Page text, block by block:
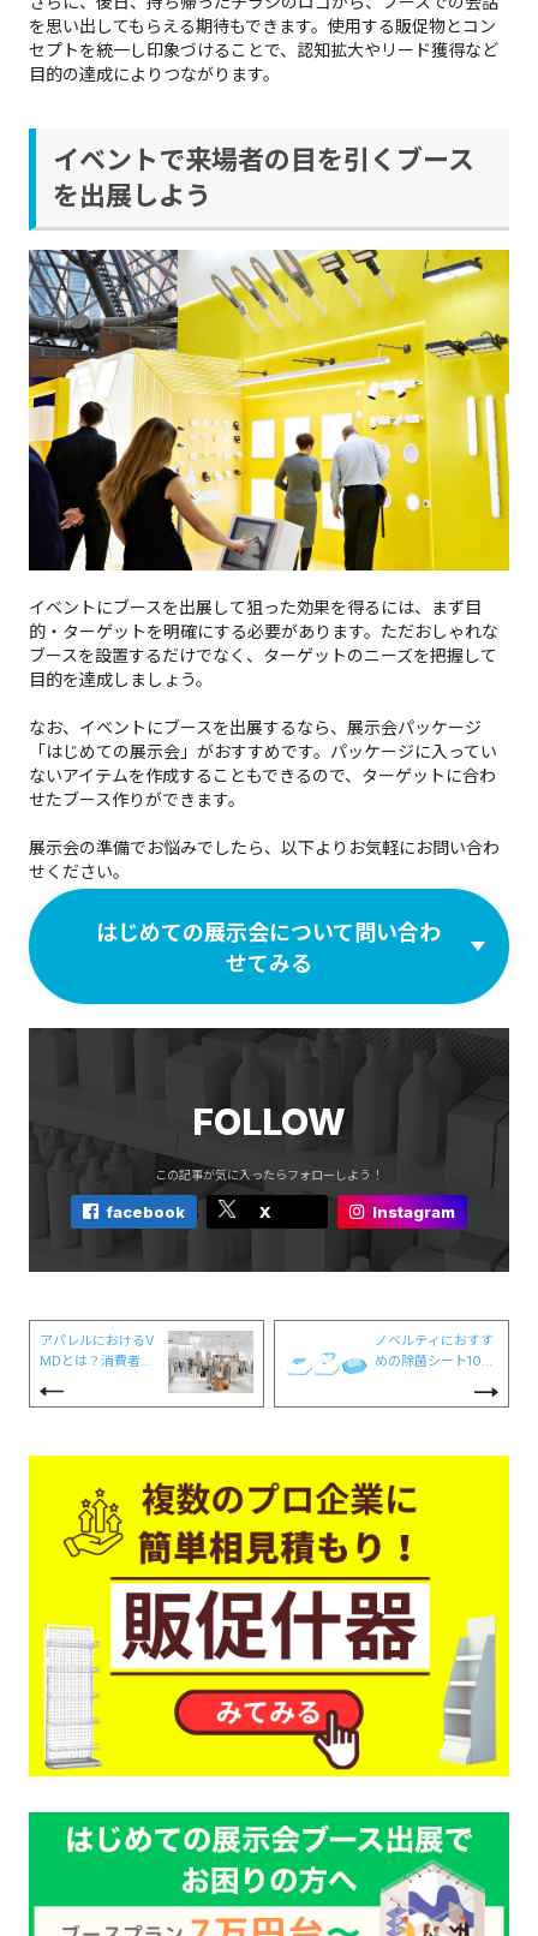
を思い出してもらえる期待もできます。使用する販促物とコン
セプトを統一し印象づけることで、認知拡大やリード獲得など
目的の達成によりつながります。
イベントで来場者の目を引くブース
を出展しよう
イベントにブースを出展して狙った効果を得るには、まず目
的・ターゲットを明確にする必要があります。ただおしゃれな
ブースを設置するだけでなく、ターゲットのニーズを把握して
目的を達成しましょう。
なお、イベントにブースを出展するなら、展示会パッケージ
「はじめての展示会」がおすすめです。パッケージに入ってい
ないアイテムを作成することもできるので、ターゲットに合わ
せたブース作りができます。
展示会の準備でお悩みでしたら、以下よりお気軽にお問い合わ
せください。
はじめての展示会について問い合わ
せてみる
FOLLOW
この記事が気に入ったらフォローしよう！
facebook X Instagram
アパレルにおけるV
MDとは？消費者を
ツ
ノベルティにおすす
めの除菌シート10選